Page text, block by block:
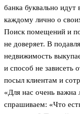
банка буквально
каждому лично о
Поиск помещений и
не доверяет. В
недвижимость
и способ не зависеть
посыл клиентам и
«Для нас очень
спрашиваем: «Что